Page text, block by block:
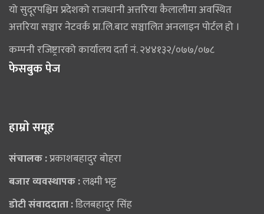
यो सुदूरपश्चिम प्रदेशको राजधानी अत्तरिया कैलालीमा अवस्थित
अत्तरिया सञ्चार नेटवर्क प्रा.लि.बाट सञ्चालित अनलाइन पोर्टल हो ।
कम्पनी रजिष्ट्रारको कार्यालय दर्ता नं. २४४१३२/०७७/०७८
फेसबुक पेज
हाम्राे समूह
संचालक :प्रकाशबहादुर बोहरा
बजार व्यवस्थापक :लक्ष्मी भट्ट
डोटी संवाददाता :डिलबहादुर सिंह